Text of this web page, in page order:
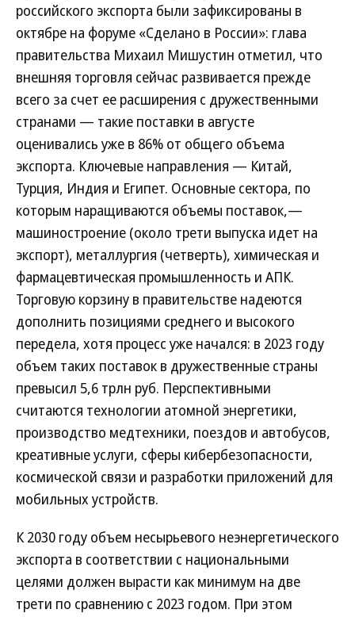
российского экспорта были зафиксированы в
октябре на форуме «Сделано в России»: глава
правительства Михаил Мишустин отметил, что
внешняя торговля сейчас развивается прежде
всего за счет ее расширения с дружественными
странами — такие поставки в августе
оценивались уже в 86% от общего объема
экспорта. Ключевые направления — Китай,
Турция, Индия и Египет. Основные сектора, по
которым наращиваются объемы поставок,—
машиностроение (около трети выпуска идет на
экспорт), металлургия (четверть), химическая и
фармацевтическая промышленность и АПК.
Торговую корзину в правительстве надеются
дополнить позициями среднего и высокого
передела, хотя процесс уже начался: в 2023 году
объем таких поставок в дружественные страны
превысил 5,6 трлн руб. Перспективными
считаются технологии атомной энергетики,
производство медтехники, поездов и автобусов,
креативные услуги, сферы кибербезопасности,
космической связи и разработки приложений для
мобильных устройств.
К 2030 году объем несырьевого неэнергетического
экспорта в соответствии с национальными
целями должен вырасти как минимум на две
трети по сравнению с 2023 годом. При этом